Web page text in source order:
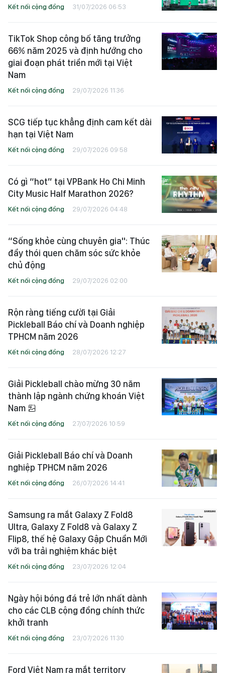
Kết nối cộng đồng 31/07/2026 06:53
TikTok Shop công bố tăng trưởng
66% năm 2025 và định hướng cho
giai đoạn phát triển mới tại Việt
Nam
Kết nối cộng đồng 29/07/2026 11:36
SCG tiếp tục khẳng định cam kết dài
hạn tại Việt Nam
Kết nối cộng đồng 29/07/2026 09:58
Có gì “hot” tại VPBank Ho Chi Minh
City Music Half Marathon 2026?
Kết nối cộng đồng 29/07/2026 04:48
“Sống khỏe cùng chuyên gia": Thúc
đẩy thói quen chăm sóc sức khỏe
chủ động
Kết nối cộng đồng 29/07/2026 02:00
Rộn ràng tiếng cười tại Giải
Pickleball Báo chí và Doanh nghiệp
TPHCM năm 2026
Kết nối cộng đồng 28/07/2026 12:27
Giải Pickleball chào mừng 30 năm
thành lập ngành chứng khoán Việt
Nam
Kết nối cộng đồng 27/07/2026 10:59
Giải Pickleball Báo chí và Doanh
nghiệp TPHCM năm 2026
Kết nối cộng đồng 26/07/2026 14:41
Samsung ra mắt Galaxy Z Fold8
Ultra, Galaxy Z Fold8 và Galaxy Z
Flip8, thế hệ Galaxy Gập Chuẩn Mới
với ba trải nghiệm khác biệt
Kết nối cộng đồng 23/07/2026 12:04
Ngày hội bóng đá trẻ lớn nhất dành
cho các CLB cộng đồng chính thức
khởi tranh
Kết nối cộng đồng 23/07/2026 11:30
Ford Việt Nam ra mắt territory